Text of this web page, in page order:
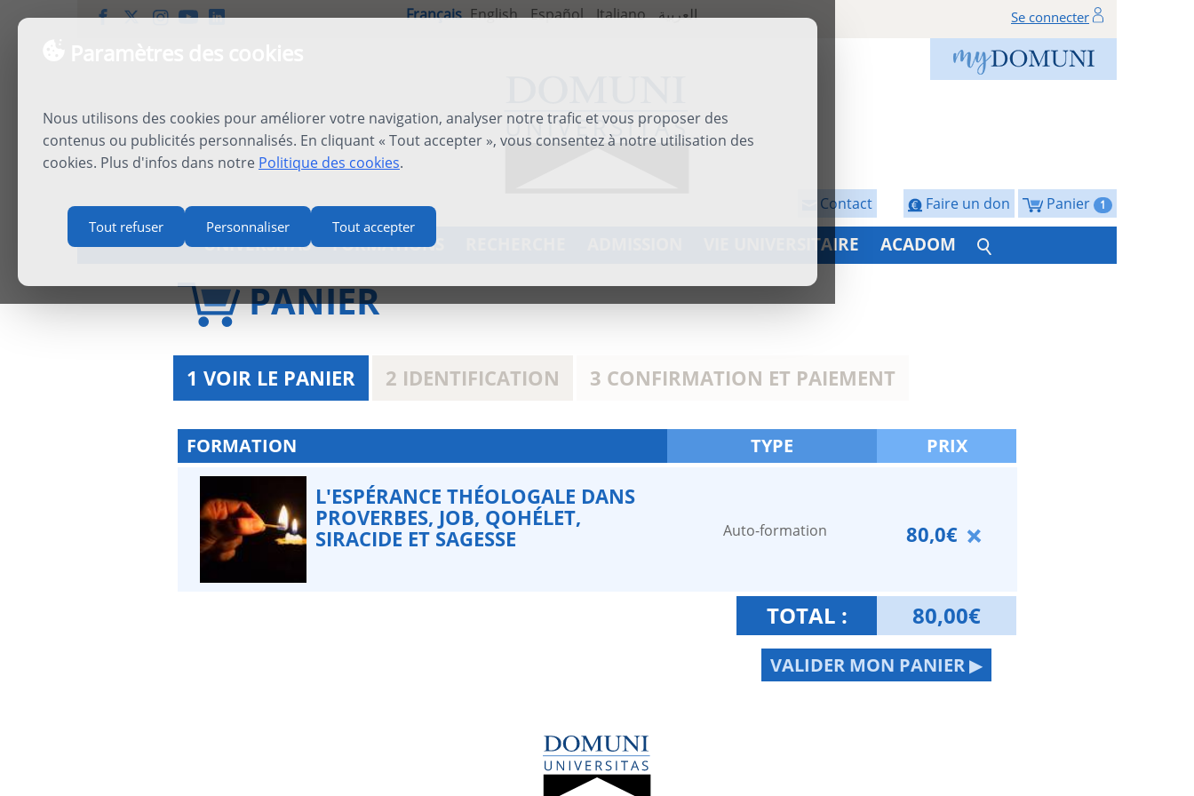
Nous utilisons des cookies pour améliorer votre navigation, analyser notre trafic et vous proposer des
contenus ou publicités personnalisés. En cliquant « Tout accepter », vous consentez à notre utilisation des
cookies. Plus d'infos dans notre Politique des cookies.
Tout refuser Personnaliser Tout accepter
Français English Español Italiano العربية Se connecter
Panier 1
Faire un don
Contact
UNIVERSITAS FORMATIONS VIE UNIVERSITAIRE ACADOM
PANIER
1 VOIR LE PANIER 2 IDENTIFICATION 3 CONFIRMATION ET PAIEMENT
FORMATION TYPE PRIX
L'ESPÉRANCE THÉOLOGALE DANS
PROVERBES, JOB, QOHÉLET,
SIRACIDE ET SAGESSE
Auto-formation 80,0€
TOTAL : 80,00€
VALIDER MON PANIER ▶